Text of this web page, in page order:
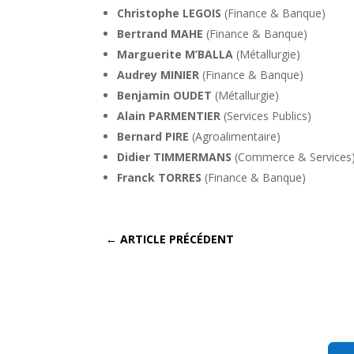
Christophe LEGOIS (Finance & Banque)
Bertrand MAHE (Finance & Banque)
Marguerite M’BALLA (Métallurgie)
Audrey MINIER (Finance & Banque)
Benjamin OUDET (Métallurgie)
Alain PARMENTIER (Services Publics)
Bernard PIRE (Agroalimentaire)
Didier TIMMERMANS (Commerce &
Franck TORRES (Finance & Banque)
←ARTICLE PRÉCÉDENT